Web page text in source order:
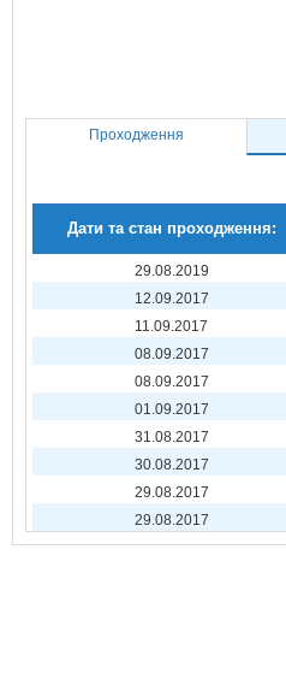
Проходження
Дати та стан проходження:
29.08.2019
12.09.2017
11.09.2017
08.09.2017
08.09.2017
01.09.2017
31.08.2017
30.08.2017
29.08.2017
29.08.2017